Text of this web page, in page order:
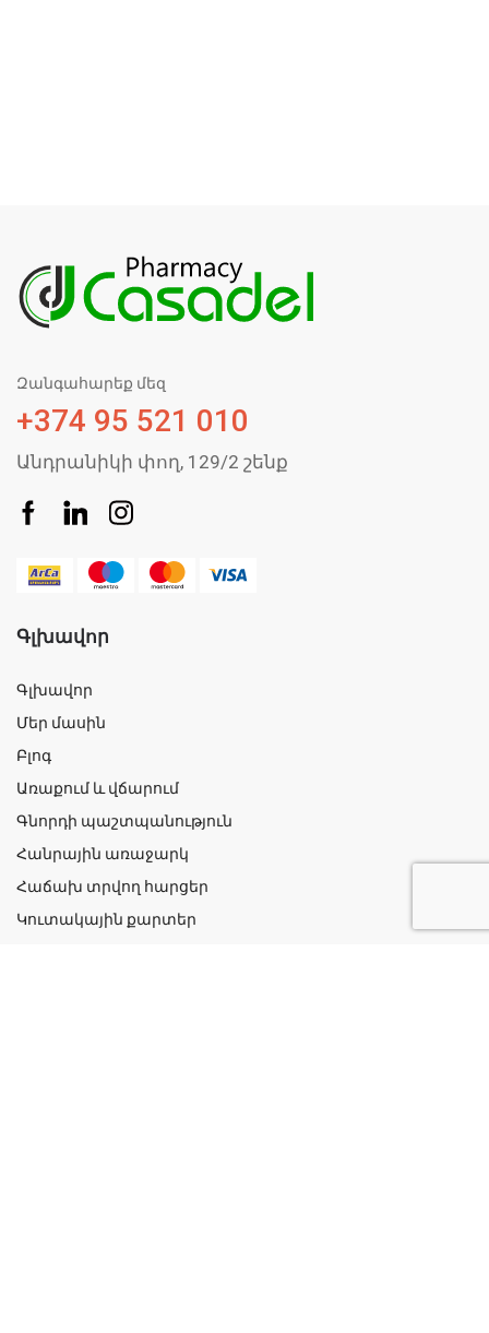
Զանգահարեք մեզ
+374 95 521 010
Անդրանիկի փող, 129/2 շենք
Գլխավոր
Գլխավոր
Մեր մասին
Բլոգ
Առաքում և վճարում
Գնորդի պաշտպանություն
Հանրային առաջարկ
Հաճախ տրվող հարցեր
Կուտակային քարտեր